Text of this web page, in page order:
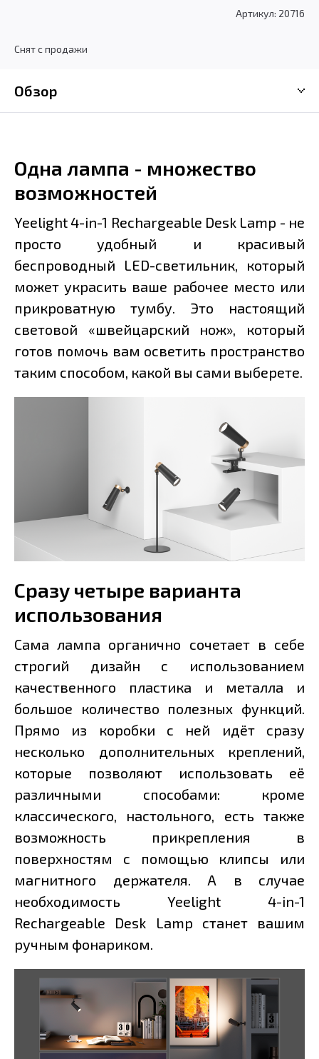
Артикул: 20716
Снят с продажи
Обзор
Одна лампа - множество
возможностей
Yeelight 4-in-1 Rechargeable Desk Lamp - не
просто удобный и красивый
беспроводный LED-светильник, который
может украсить ваше рабочее место или
прикроватную тумбу. Это настоящий
световой «швейцарский нож», который
готов помочь вам осветить пространство
таким способом, какой вы сами выберете.
Сразу четыре варианта
использования
Сама лампа органично сочетает в себе
строгий дизайн с использованием
качественного пластика и металла и
большое количество полезных функций.
Прямо из коробки с ней идёт сразу
несколько дополнительных креплений,
которые позволяют использовать её
различными способами: кроме
классического, настольного, есть также
возможность прикрепления в
поверхностям с помощью клипсы или
магнитного держателя. А в случае
необходимость Yeelight 4-in-1
Rechargeable Desk Lamp станет вашим
ручным фонариком.